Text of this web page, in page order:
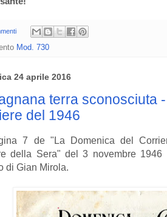
Mod. 730
24 aprile 2016
terra sconosciuta
del 1946
7 de "La Domenica del
della Sera" del 3 novembre
di Gian Mirola.